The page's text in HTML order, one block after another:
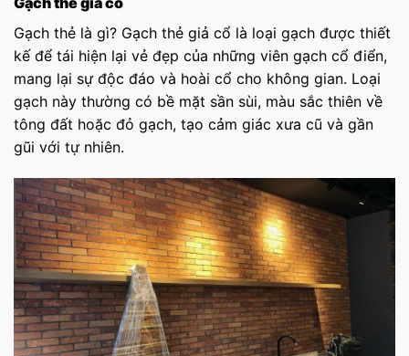
Gạch thẻ là gì? Gạch thẻ giả cổ là loại gạch được thiết
kế để tái hiện lại vẻ đẹp của những viên gạch cổ điển,
mang lại sự độc đáo và hoài cổ cho không gian. Loại
gạch này thường có bề mặt sần sùi, màu sắc thiên về
tông đất hoặc đỏ gạch, tạo cảm giác xưa cũ và gần
gũi với tự nhiên.